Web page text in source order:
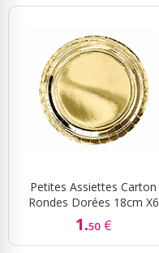
Petites Assiettes Carton
Rondes Dorées 18cm X6
1.50 €